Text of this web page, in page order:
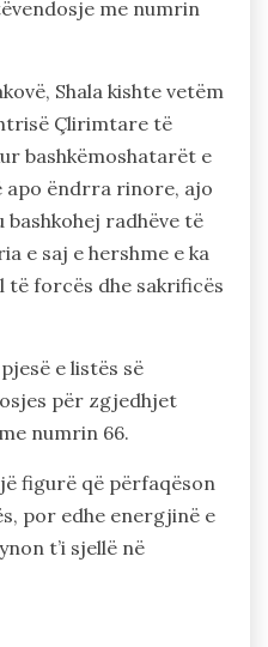
me numrin
Shala kishte vetëm
Çlirimtare të
bashkëmoshatarët e
apo ëndrra rinore, ajo
bashkohej radhëve të
e saj e hershme e ka
të forcës dhe sakrificës
e listës së
për zgjedhjet
numrin 66.
figurë që përfaqëson
por edhe energjinë e
t’i sjellë në